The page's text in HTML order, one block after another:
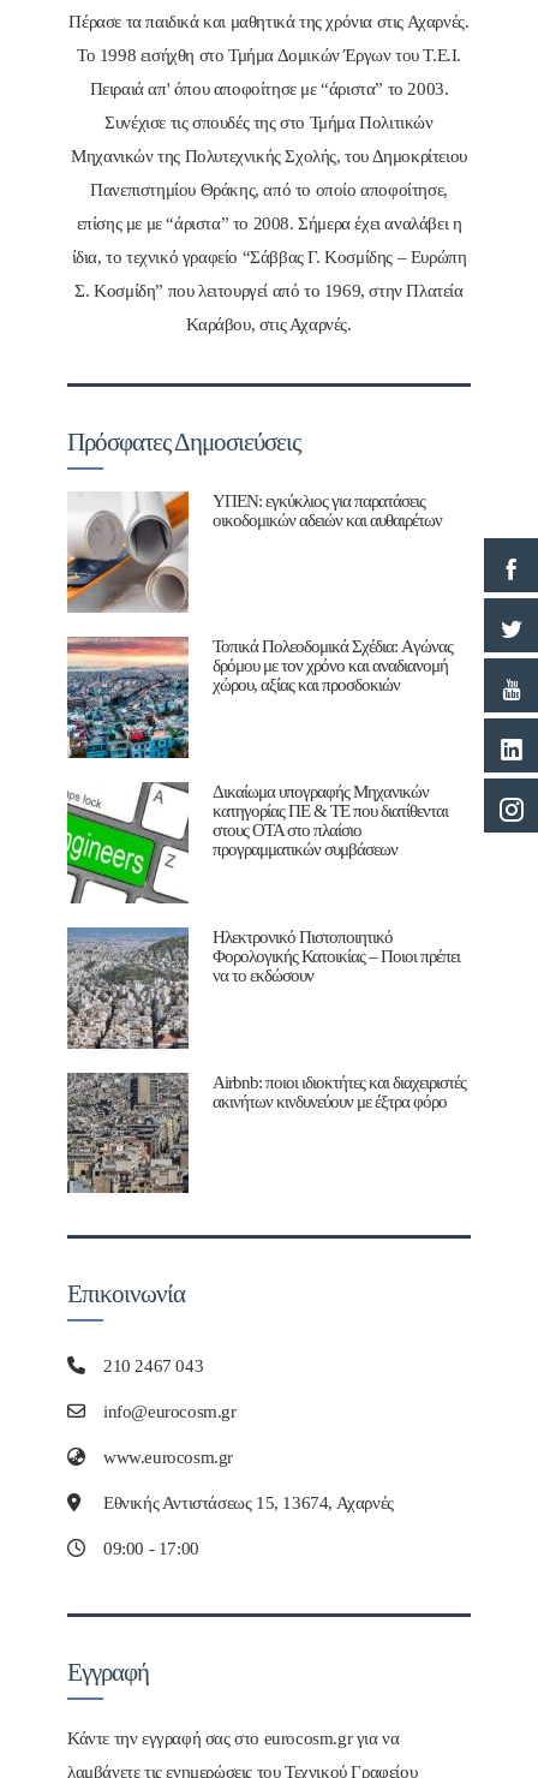
Πέρασε τα παιδικά και μαθητικά της χρόνια στις Αχαρνές.
Το 1998 εισήχθη στο Τμήμα Δομικών Έργων του Τ.Ε.Ι.
Πειραιά απ' όπου αποφοίτησε με “άριστα” το 2003.
Συνέχισε τις σπουδές της στο Τμήμα Πολιτικών
Μηχανικών της Πολυτεχνικής Σχολής, του Δημοκρίτειου
Πανεπιστημίου Θράκης, από το οποίο αποφοίτησε,
επίσης με με “άριστα” το 2008. Σήμερα έχει αναλάβει η
ίδια, το τεχνικό γραφείο “Σάββας Γ. Κοσμίδης – Ευρώπη
Σ. Κοσμίδη” που λειτουργεί από το 1969, στην Πλατεία
Καράβου, στις Αχαρνές.
Πρόσφατες Δημοσιεύσεις
ΥΠΕΝ: εγκύκλιος για παρατάσεις
οικοδομικών αδειών και αυθαιρέτων
Τοπικά Πολεοδομικά Σχέδια: Aγώνας
δρόμου με τον χρόνο και αναδιανομή
χώρου, αξίας και προσδοκιών
Δικαίωμα υπογραφής Μηχανικών
κατηγορίας ΠΕ & ΤΕ που διατίθενται
στους ΟΤΑ στο πλαίσιο
προγραμματικών συμβάσεων
Ηλεκτρονικό Πιστοποιητικό
Φορολογικής Κατοικίας – Ποιοι πρέπει
να το εκδώσουν
Airbnb: ποιοι ιδιοκτήτες και διαχειριστές
ακινήτων κινδυνεύουν με έξτρα φόρο
Επικοινωνία
210 2467 043
info@eurocosm.gr
www.eurocosm.gr
Εθνικής Αντιστάσεως 15, 13674, Αχαρνές
09:00 - 17:00
Εγγραφή
Κάντε την εγγραφή σας στο eurocosm.gr για να
λαμβάνετε τις ενημερώσεις του Τεχνικού Γραφείου